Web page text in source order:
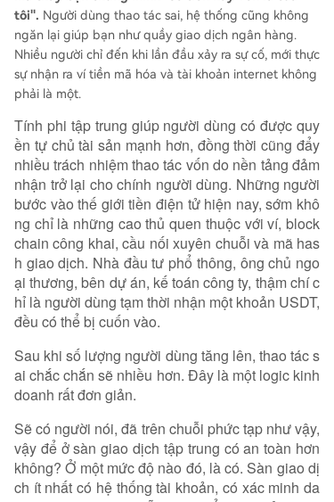
tôi". Người dùng thao tác sai, hệ thống cũng không
ngăn lại giúp bạn như quầy giao dịch ngân hàng.
Nhiều người chỉ đến khi lần đầu xảy ra sự cố, mới thực
sự nhận ra ví tiền mã hóa và tài khoản internet không
phải là một.
Tính phi tập trung giúp người dùng có được quy
ền tự chủ tài sản mạnh hơn, đồng thời cũng đẩy
nhiều trách nhiệm thao tác vốn do nền tảng đảm
nhận trở lại cho chính người dùng. Những người
bước vào thế giới tiền điện tử hiện nay, sớm khô
ng chỉ là những cao thủ quen thuộc với ví, block
chain công khai, cầu nối xuyên chuỗi và mã has
h giao dịch. Nhà đầu tư phổ thông, ông chủ ngo
ại thương, bên dự án, kế toán công ty, thậm chí c
hỉ là người dùng tạm thời nhận một khoản USDT,
đều có thể bị cuốn vào.
Sau khi số lượng người dùng tăng lên, thao tác s
ai chắc chắn sẽ nhiều hơn. Đây là một logic kinh
doanh rất đơn giản.
Sẽ có người nói, đã trên chuỗi phức tạp như vậy,
vậy để ở sàn giao dịch tập trung có an toàn hơn
không? Ở một mức độ nào đó, là có. Sàn giao dị
ch ít nhất có hệ thống tài khoản, có xác minh da